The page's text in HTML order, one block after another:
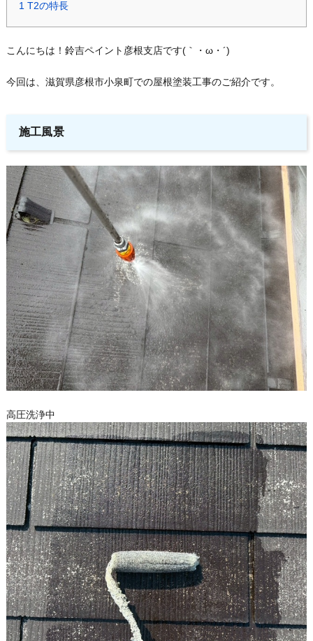
1 T2の特長
こんにちは！鈴吉ペイント彦根支店です(｀・ω・´)ゞ
今回は、滋賀県彦根市小泉町での屋根塗装工事のご紹介です。
施工風景
高圧洗浄中